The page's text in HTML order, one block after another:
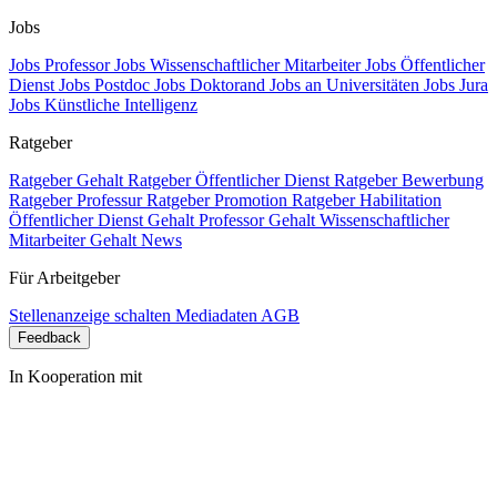
Jobs
Jobs ProfessorJobs Wissenschaftlicher MitarbeiterJobs Öffentlicher
Dienst Jobs Postdoc Jobs Doktorand Jobs an Universitäten Jobs Jura
Jobs Künstliche Intelligenz
Ratgeber
Ratgeber Gehalt Ratgeber Öffentlicher Dienst Ratgeber Bewerbung
Ratgeber ProfessurRatgeber Promotion Ratgeber Habilitation
Öffentlicher Dienst Gehalt Professor Gehalt Wissenschaftlicher
Mitarbeiter Gehalt News
Für Arbeitgeber
Stellenanzeige schalten Mediadaten AGB
Feedback
In Kooperation mit